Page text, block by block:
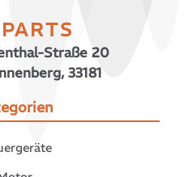
Straße 20
33181